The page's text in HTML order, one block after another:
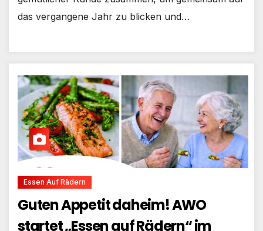
das vergangene Jahr zu blicken und…
Essen Auf Rädern
Guten Appetit daheim! AWO
startet „Essen auf Rädern“ im